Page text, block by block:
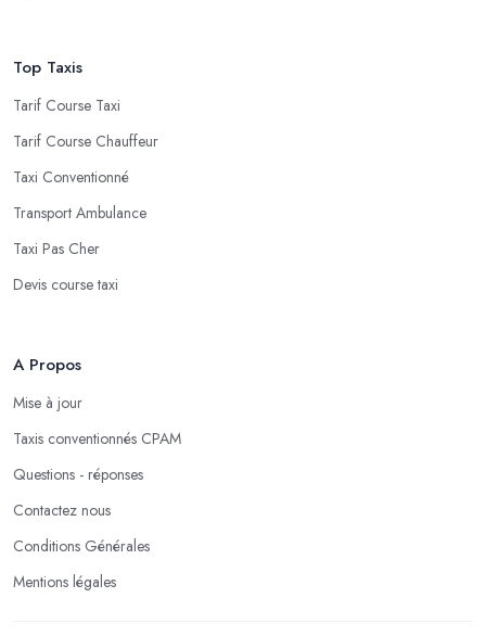
Top Taxis
Tarif Course Taxi
Tarif Course Chauffeur
Taxi Conventionné
Transport Ambulance
Taxi Pas Cher
Devis course taxi
A Propos
Mise à jour
Taxis conventionnés CPAM
Questions - réponses
Contactez nous
Conditions Générales
Mentions légales